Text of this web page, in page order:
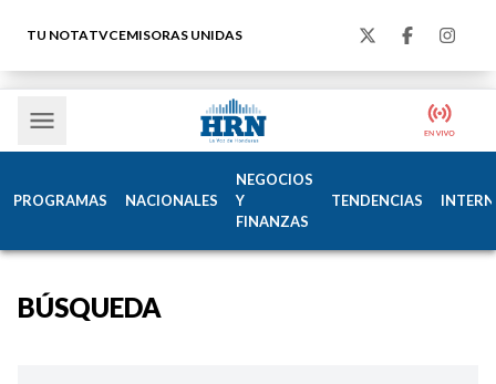
TU NOTATVCEMISORAS UNIDAS
PROGRAMAS NACIONALES
NEGOCIOS
Y
FINANZAS
TENDENCIAS
BÚSQUEDA